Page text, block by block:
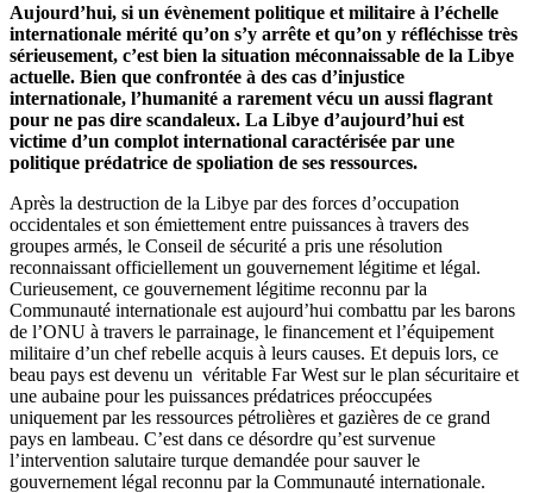
Aujourd’hui, si un évènement politique et militaire à l’échelle
internationale mérité qu’on s’y arrête et qu’on y réfléchisse très
sérieusement, c’est bien la situation méconnaissable de la Libye
actuelle. Bien que confrontée à des cas d’injustice
internationale, l’humanité a rarement vécu un aussi flagrant
pour ne pas dire scandaleux. La Libye d’aujourd’hui est
victime d’un complot international caractérisée par une
politique prédatrice de spoliation de ses ressources.
Après la destruction de la Libye par des forces d’occupation
occidentales et son émiettement entre puissances à travers des
groupes armés, le Conseil de sécurité a pris une résolution
reconnaissant officiellement un gouvernement légitime et légal.
Curieusement, ce gouvernement légitime reconnu par la
Communauté internationale est aujourd’hui combattu par les barons
de l’ONU à travers le parrainage, le financement et l’équipement
militaire d’un chef rebelle acquis à leurs causes. Et depuis lors, ce
beau pays est devenu un véritable Far West sur le plan sécuritaire et
une aubaine pour les puissances prédatrices préoccupées
uniquement par les ressources pétrolières et gazières de ce grand
pays en lambeau. C’est dans ce désordre qu’est survenue
l’intervention salutaire turque demandée pour sauver le
gouvernement légal reconnu par la Communauté internationale.